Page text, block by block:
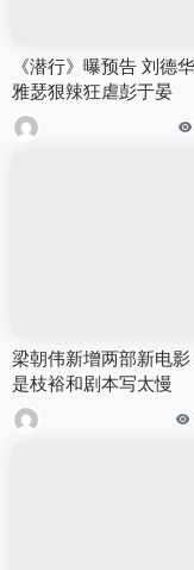
《潜行》曝预告 刘德
雅瑟狠辣狂虐彭于晏
梁朝伟新增两部新电
是枝裕和剧本写太慢